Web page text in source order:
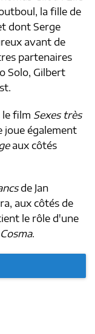
la fille de
dont Serge
avant de
partenaires
Solo, Gilbert
le film Sexes très
joue également
aux côtés
de Jan
aux côtés de
le rôle d'une
.